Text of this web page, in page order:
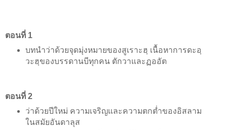
ตอนที่ 1
บทนำว่าด้วยจุดมุ่งหมายของสูเราะฮฺ เนื้อหาการดะอฺ
วะฮฺของบรรดานบีทุกคน ตักวาและฏออัต
ตอนที่ 2
ว่าด้วยปีใหม่ ความเจริญและความตกต่ำของอิสลาม
ในสมัยอันดาลุส